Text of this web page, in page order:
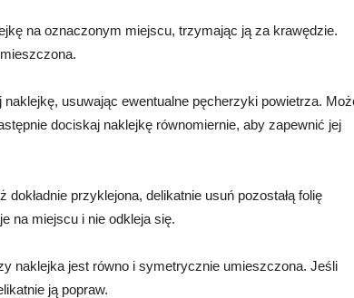
na oznaczonym miejscu, trzymając ją za krawędzie.
usuwając ewentualne pęcherzyki powietrza.
dociskaj naklejkę równomiernie, aby zapewnić jej
przyklejona, delikatnie usuń pozostałą folię
na miejscu i nie odkleja się.
naklejka jest równo i symetrycznie umieszczona. Jeśli
ją popraw.